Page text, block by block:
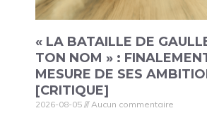
« LA BATAILLE DE
TON NOM » :
MESURE DE SES
[CRITIQUE]
2026-08-05 Aucun commentaire